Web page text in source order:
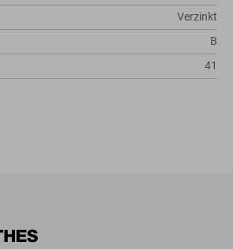
Verzinkt
B
41